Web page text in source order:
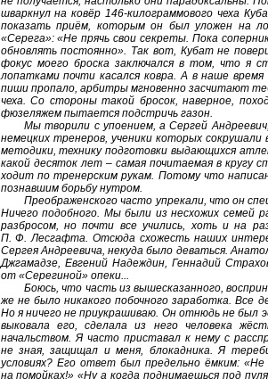
шваркнул на ковёр 146-килограммового чеха
показать приём, которым он был уложен на
«Серега»: «Не прячь свои секреты. Пока
обновлять постоянно». Так вот, Кубат не
фокус моего броска заключался в том, что я
лопатками почти касался ковра. А в наше
пиши пропало, арбитры мгновенно засчитают
чеха. Со стороны такой бросок, наверное,
фюзеляжем пытается подстричь газон.
Мы творили с упоением, а Сергей Андреевич,
немецких тренеров, ученики которых
методики, технику подготовки выдающихся
какой десяток лет – самая почитаемая в кругу
ходит по тренерским рукам. Потому что
познавшим борьбу нутром.
Преображенского часто упрекали, что он
Ничего подобного. Мы были из несхожих семей
разбросом, но почти все учились, хоть и на
П. Ф. Лесгафта. Отсюда схожесть наших
Сергея Андреевича, некуда было деваться.
Джгамадзе, Евгений Надеждин, Геннадий
от «Серегиной» опеки...
Боюсь, что часть из вышесказанного,
же не было никакого побочного заработка. Все
Но я ничего не приукрашиваю. Он отнюдь не
выковала его, сделала из него человека
начальством. Я часто приставал к нему с
не зная, защищал и меня, блокадника. Я
условиях? Его ответ был предельно ёмким:
на помойках!» «Ну а когда поднимаешься под